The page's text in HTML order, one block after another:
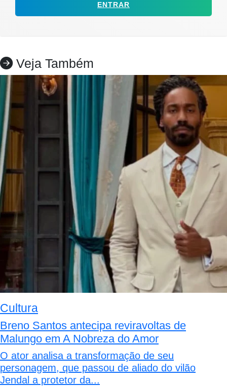
ENTRAR
Veja Também
Cultura
Breno Santos antecipa reviravoltas de
Malungo em A Nobreza do Amor
O ator analisa a transformação de seu
personagem, que passou de aliado do vilão
Jendal a protetor da...